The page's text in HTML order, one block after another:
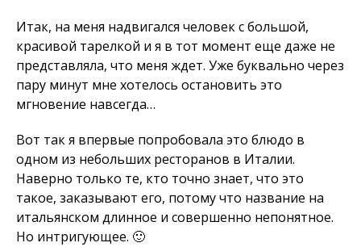
Итак, на меня надвигался человек с большой,
красивой тарелкой и я в тот момент еще даже не
представляла, что меня ждет. Уже буквально через
пару минут мне хотелось остановить это
мгновение навсегда…
Вот так я впервые попробовала это блюдо в
одном из небольших ресторанов в Италии.
Наверно только те, кто точно знает, что это
такое, заказывают его, потому что название на
итальянском длинное и совершенно непонятное.
Но интригующее. 🙂